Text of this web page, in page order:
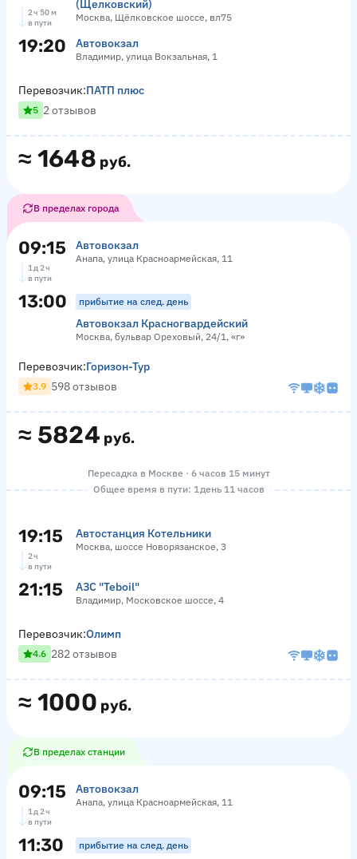
(Щелковский)
Москва, Щёлковское шоссе, вл75
2 ч 50 м
в пути
19:20 Автовокзал
Владимир, улица Вокзальная, 1
≈ 1648 руб.
Перевозчик:ПАТП плюс
5 2 отзывов
В пределах города
09:15 Автовокзал
Анапа, улица Красноармейская, 11
1 д 2 ч
в пути
13:00 прибытие на след. день
Автовокзал Красногвардейский
Москва, бульвар Ореховый, 24/1, «г»
≈ 5824 руб.
Перевозчик:Горизон-Тур
3.9 598 отзывов
Пересадка в Москве · 6 часов 15 минут
Общее время в пути: 1 день 11 часов
19:15 Автостанция Котельники
Москва, шоссе Новорязанское, 3
2 ч
в пути
21:15 АЗС "Teboil"
Владимир, Московское шоссе, 4
≈ 1000 руб.
Перевозчик:Олимп
4.6 282 отзывов
В пределах станции
09:15 Автовокзал
Анапа, улица Красноармейская, 11
1 д 2 ч
в пути
11:30 прибытие на след. день